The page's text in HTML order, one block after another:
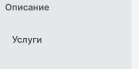
Описание
Услуги